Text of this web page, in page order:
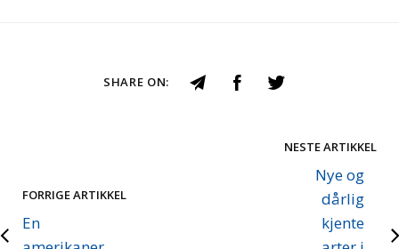
SHARE ON:
FORRIGE ARTIKKEL
En
NESTE ARTIKKEL
Nye og
dårlig
kjente